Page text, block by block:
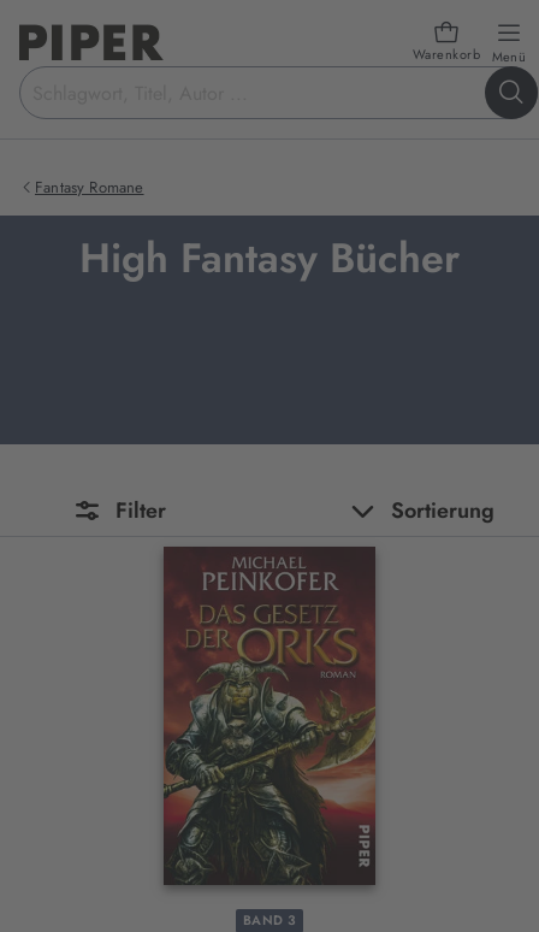
Warenkorb Menü
Suchbegriff
eingeben
Fantasy Romane
High Fantasy Bücher
Filter Sortierung
BAND 3